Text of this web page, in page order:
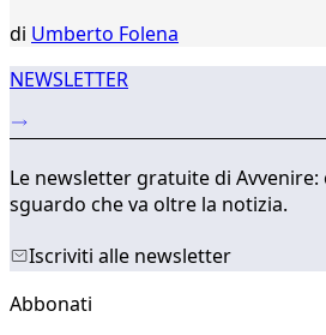
di Umberto Folena
NEWSLETTER
Le newsletter gratuite di
sguardo che va oltre la notizia.
Iscriviti alle newsletter
Abbonati